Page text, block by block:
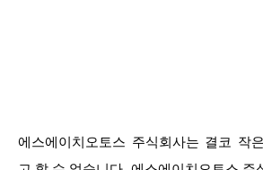
에스에이치오토스 주식회사는 결코 작